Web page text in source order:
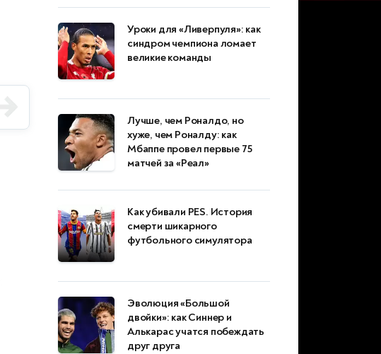
Уроки для «Ливерпуля»: как
синдром чемпиона ломает
великие команды
Лучше, чем Роналдо, но
хуже, чем Роналду: как
Мбаппе провел первые 75
матчей за «Реал»
Как убивали PES. История
смерти шикарного
футбольного симулятора
Эволюция «Большой
двойки»: как Синнер и
Алькарас учатся побеждать
друг друга